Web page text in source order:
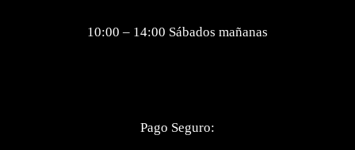
10:00 – 14:00 Sábados mañanas
Pago Seguro: